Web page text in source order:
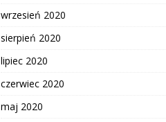
wrzesień 2020
sierpień 2020
lipiec 2020
czerwiec 2020
maj 2020